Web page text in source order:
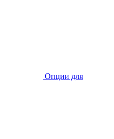
Опции для